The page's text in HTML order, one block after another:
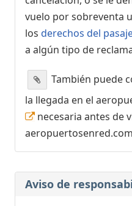
vuelo por sobreventa
los derechos del
a algún tipo de
También puede
la llegada en el
necesaria antes de
Aviso de